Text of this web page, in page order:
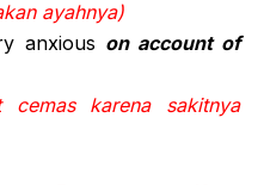
ayahnya)
anxious on account of
cemas karena sakitnya